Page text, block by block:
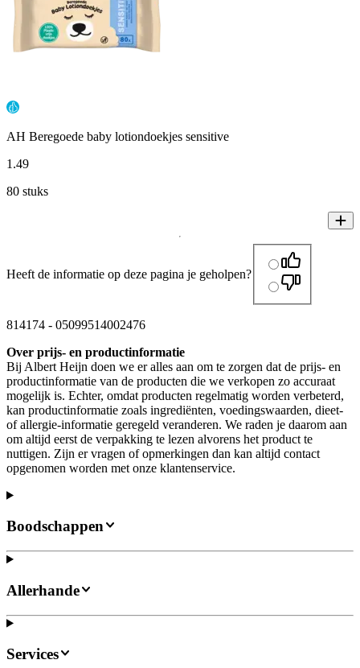
AH Beregoede baby lotiondoekjes sensitive
1 .49
80 stuks
Heeft de informatie op deze pagina je geholpen?
814174 - 05099514002476
Over prijs- en productinformatie
Bij Albert Heijn doen we er alles aan om te zorgen dat de prijs- en
productinformatie van de producten die we verkopen zo accuraat
mogelijk is. Echter, omdat producten regelmatig worden verbeterd,
kan productinformatie zoals ingrediënten, voedingswaarden, dieet-
of allergie-informatie geregeld veranderen. We raden je daarom aan
om altijd eerst de verpakking te lezen alvorens het product te
nuttigen. Zijn er vragen of opmerkingen dan kan altijd contact
opgenomen worden met onze klantenservice.
Boodschappen
Allerhande
Services